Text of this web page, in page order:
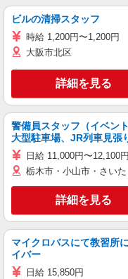
ビルの清掃スタッフ
時給 1,200円〜1,200円
大阪市北区
詳細を見る
警備員スタッフ（イベン
大型駐車場、JR列車見張
日給 11,000円〜12,100円
栃木市・小山市・さい
詳細を見る
マイクロバスにて教習所
イバー
日給 15,850円